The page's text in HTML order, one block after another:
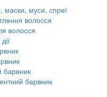
маски, муси, спреї
волосся
волосся
барвник
барвник